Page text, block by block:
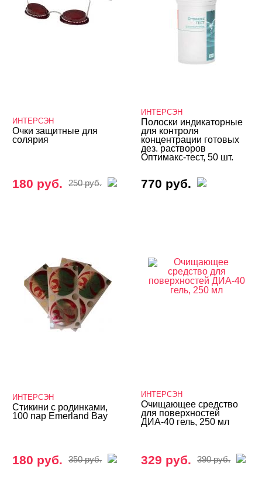
ИНТЕРСЭН
Очки защитные для
солярия
180 руб. 250 руб.
ИНТЕРСЭН
Полоски индикаторные
для контроля
концентрации готовых
дез. растворов
Оптимакс-тест, 50 шт.
770 руб.
ИНТЕРСЭН
Стикини с родинками,
100 пар Emerland Bay
180 руб. 350 руб.
ИНТЕРСЭН
Очищающее средство
для поверхностей
ДИА-40 гель, 250 мл
329 руб. 390 руб.